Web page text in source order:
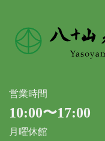
営業時間
10:00〜17:00
月曜休館